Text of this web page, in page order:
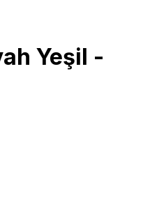
Yeşil -